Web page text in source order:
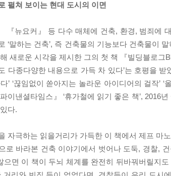
펼쳐 보이는 현대 도시의 이면
『뉴요커』 등 다수 매체에 건축, 환경, 범죄에
‘말하는 건축’, 즉 건축물의 기능보다 건축물이
새로운 시각을 제시한 그의 첫 책 『빌딩블로그
다종다양한 내용으로 가득 차 있다’는 호평을
’ ‘끊임없이 쏟아지는 놀라운 아이디어의 걸작’
이낸셜타임스』 ‘휴가철에 읽기 좋은 책’, 2016
다.
자극하는 읽을거리가 가득한 이 책에서 제프 마
로 바라본 건축 이야기에서 벗어나 도둑, 경찰,
으면 이 책이 두뇌 체계를 완전히 뒤바꿔버릴지